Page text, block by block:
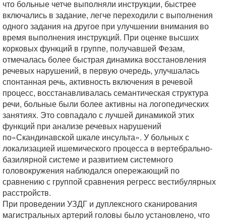
что больные четче выполняли инструкции, быстрее
включались в задание, легче переходили с выполнения
одного задания на другое при улучшении внимания во
время выполнения инструкций. При оценке высших
корковых функций в группе, получавшей Фезам,
отмечалась более быстрая динамика восстановления
речевых нарушений, в первую очередь, улучшалась
спонтанная речь, активность включения в речевой
процесс, восстанавливалась семантическая структура
речи, больные были более активны на логопедических
занятиях. Это совпадало с лучшей динамикой этих
функций при анализе речевых нарушений
по«Скандинавской шкале инсульта». У больных с
локализацией ишемического процесса в вертебрально-
базилярной системе и развитием системного
головокружения наблюдался опережающий по
сравнению с группой сравнения регресс вестибулярных
расстройств.
При проведении УЗДГ и дуплексного сканирования
магистральных артерий головы было установлено, что